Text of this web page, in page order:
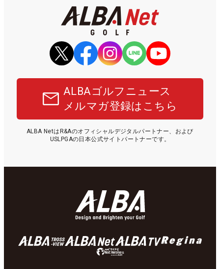
ALBAゴルフニュース
メルマガ登録はこちら
ALBA NetはR&Aのオフィシャルデジタルパートナー、および
USLPGAの日本公式サイトパートナーです。